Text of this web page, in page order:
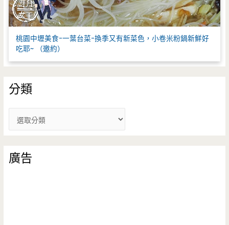
桃園中壢美食-一葉台菜-換季又有新菜色，小卷米粉鍋新鮮好
吃耶~ （邀約）
分類
類
廣告